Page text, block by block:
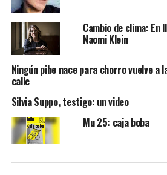
Cambio de clima: En
Naomi Klein
Ningún pibe nace para chorro vuelve a
calle
Silvia Suppo, testigo: un video
Mu 25: caja boba